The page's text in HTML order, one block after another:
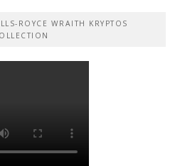
ROYCE WRAITH KRYPTOS